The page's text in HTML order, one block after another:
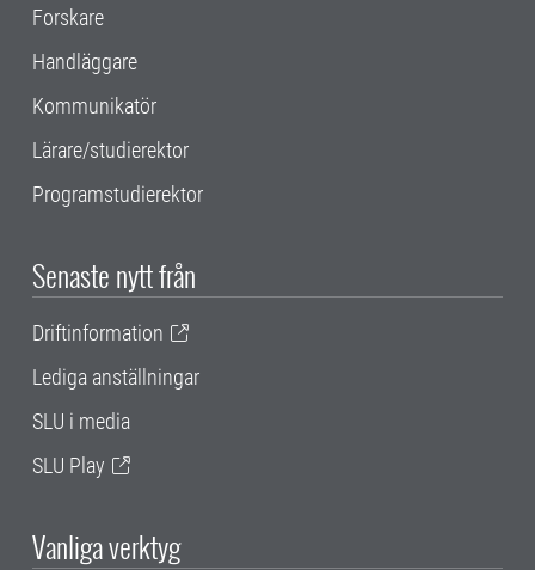
Forskare
Handläggare
Kommunikatör
Lärare/studierektor
Programstudierektor
Senaste nytt från
Driftinformation
Lediga anställningar
SLU i media
SLU Play
Vanliga verktyg